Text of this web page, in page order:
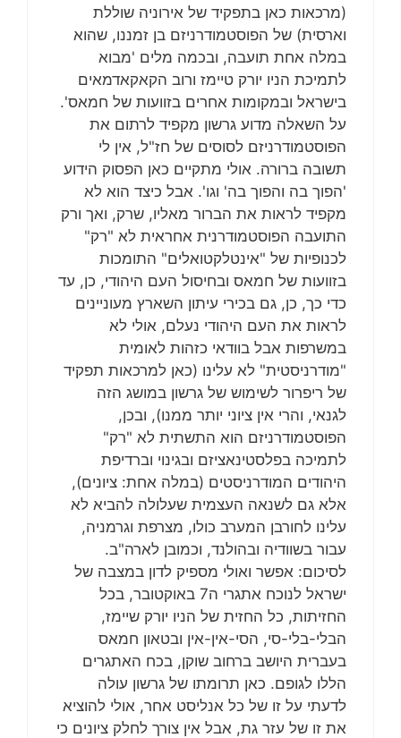
(מרכאות כאן בתפקיד של אירוניה שוללת
וארסית) של הפוסטמודרניזם בן זמננו, שהוא
במלה אחת תועבה, ובכמה מלים 'מבוא
לתמיכת הניו יורק טיימז ורוב הקאקאדמאים
בישראל ובמקומות אחרים בזוועות של חמאס'.
על השאלה מדוע גרשון מקפיד לרתום את
הפוסטמודרניזם לסוסים של חז"ל, אין לי
תשובה ברורה. אולי מתקיים כאן הפסוק הידוע
'הפוך בה והפוך בה' וגו'. אבל כיצד הוא לא
מקפיד לראות את הברור מאליו, שרק, ואך ורק
התועבה הפוסטמודרנית אחראית לא "רק"
לכנופיות של "אינטלקטואלים" התומכות
בזוועות של חמאס ובחיסול העם היהודי, כן, עד
כדי כך, כן, גם בכירי עיתון השארץ מעוניינים
לראות את העם היהודי נעלם, אולי לא
במשרפות אבל בוודאי כזהות לאומית
"מודרניסטית" לא עלינו (כאן למרכאות תפקיד
של ריפרור לשימוש של גרשון במושג הזה
לגנאי, והרי אין ציוני יותר ממנו), ובכן,
הפוסטמודרניזם הוא התשתית לא "רק"
לתמיכה בפלסטינאציזם ובגינוי וברדיפת
היהודים המודרניסטים (במלה אחת: ציונים),
אלא גם לשנאה העצמית שעלולה להביא לא
עלינו לחורבן המערב כולו, מצרפת וגרמניה,
עבור בשוודיה ובהולנד, וכמובן לארה"ב.
לסיכום: אפשר ואולי מספיק לדון במצבה של
ישראל לנוכח אתגרי ה7 באוקטובר, בכל
החזיתות, כל החזית של הניו יורק שיימז,
הבלי-בלי-סי, הסי-אין-אין ובטאון חמאס
בעברית היושב ברחוב שוקן, בכח האתגרים
הללו לגופם. כאן תרומתו של גרשון עולה
לדעתי על זו של כל אנליסט אחר, אולי להוציא
את זו של עזר גת, אבל אין צורך לחלק ציונים כי